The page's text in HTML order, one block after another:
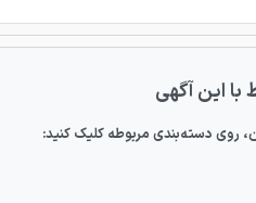
این آگهی
روی دسته‌بندی مربوطه کلیک کنید: